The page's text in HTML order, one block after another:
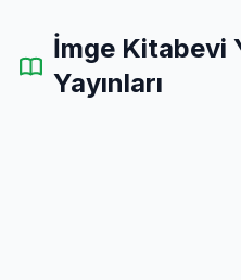
İmge Kitabevi
Yayınları